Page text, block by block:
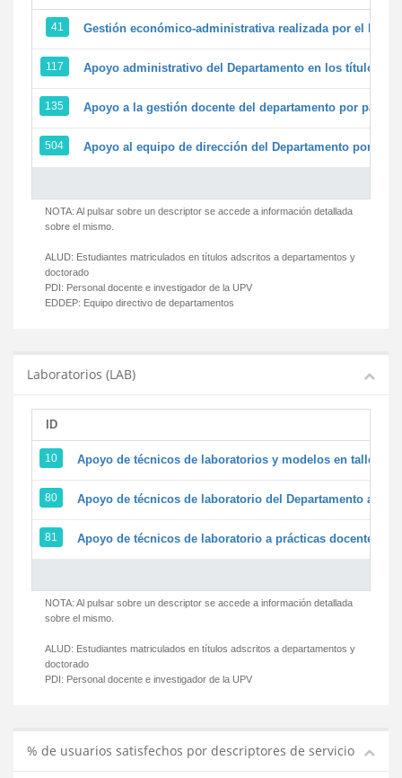
41 Gestión económico-administrativa realizada por el
117 Apoyo administrativo del Departamento en los títulos de
135 Apoyo a la gestión docente del departamento por parte
504 Apoyo al equipo de dirección del Departamento por
NOTA: Al pulsar sobre un descriptor se accede a información detallada
sobre el mismo.
ALUD: Estudiantes matriculados en títulos adscritos a departamentos y
doctorado
PDI: Personal docente e investigador de la UPV
EDDEP: Equipo directivo de departamentos
Laboratorios (LAB)
ID
10 Apoyo de técnicos de laboratorios y modelos en
80 Apoyo de técnicos de laboratorio del Departamento a la
81 Apoyo de técnicos de laboratorio a prácticas docentes y
NOTA: Al pulsar sobre un descriptor se accede a información detallada
sobre el mismo.
ALUD: Estudiantes matriculados en títulos adscritos a departamentos y
doctorado
PDI: Personal docente e investigador de la UPV
% de usuarios satisfechos por descriptores de servicio